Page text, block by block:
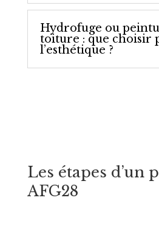
Hydrofuge ou
toiture : que choisir
l’esthétique ?
Les étapes d’un
AFG28